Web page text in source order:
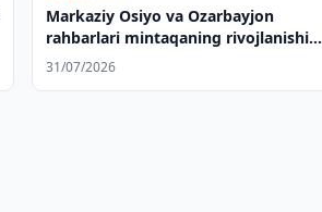
Markaziy Osiyo va Ozarbayjon
rahbarlari mintaqaning rivojlanishini
muhokama qilishdi va qo'shma
31/07/2026